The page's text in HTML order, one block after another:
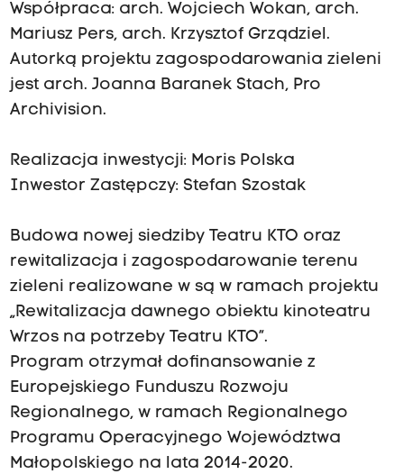
Współpraca: arch. Wojciech Wokan, arch.
Mariusz Pers, arch. Krzysztof Grządziel.
Autorką projektu zagospodarowania zieleni
jest arch. Joanna Baranek Stach, Pro
Archivision.
Realizacja inwestycji: Moris Polska
Inwestor Zastępczy: Stefan Szostak
Budowa nowej siedziby Teatru KTO oraz
rewitalizacja i zagospodarowanie terenu
zieleni realizowane w są w ramach projektu
„Rewitalizacja dawnego obiektu kinoteatru
Wrzos na potrzeby Teatru KTO”.
Program otrzymał dofinansowanie z
Europejskiego Funduszu Rozwoju
Regionalnego, w ramach Regionalnego
Programu Operacyjnego Województwa
Małopolskiego na lata 2014-2020.